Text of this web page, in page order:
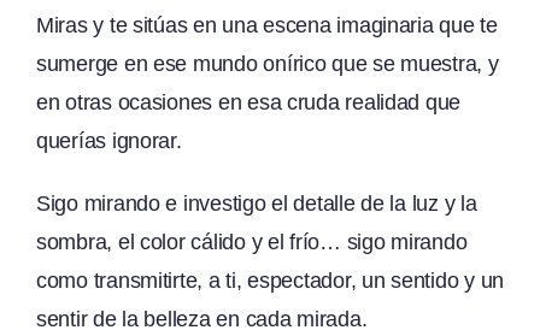
Miras y te sitúas en una escena imaginaria que te
sumerge en ese mundo onírico que se muestra, y
en otras ocasiones en esa cruda realidad que
querías ignorar.
Sigo mirando e investigo el detalle de la luz y la
sombra, el color cálido y el frío… sigo mirando
como transmitirte, a ti, espectador, un sentido y un
sentir de la belleza en cada mirada.